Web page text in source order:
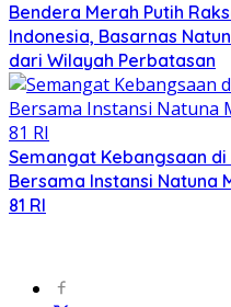
Bendera Merah Putih
Indonesia, Basarnas
dari Wilayah Perbatasan
Semangat Kebangsaan di
Bersama Instansi Natuna
81 RI